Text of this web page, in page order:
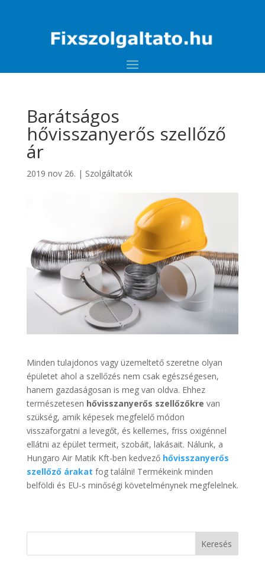
Barátságos
hővisszanyerős szellőző
ár
2019 nov 26. | Szolgáltatók
Minden tulajdonos vagy üzemeltető szeretne olyan
épületet ahol a szellőzés nem csak egészségesen,
hanem gazdaságosan is meg van oldva. Ehhez
természetesen hővisszanyerős szellőzőkre van
szükség, amik képesek megfelelő módon
visszaforgatni a levegőt, és kellemes, friss oxigénnel
ellátni az épület termeit, szobáit, lakásait. Nálunk, a
Hungaro Air Matik Kft-ben kedvező hővisszanyerős
szellőző árakat fog találni! Termékeink minden
belföldi és EU-s minőségi követelménynek megfelelnek.